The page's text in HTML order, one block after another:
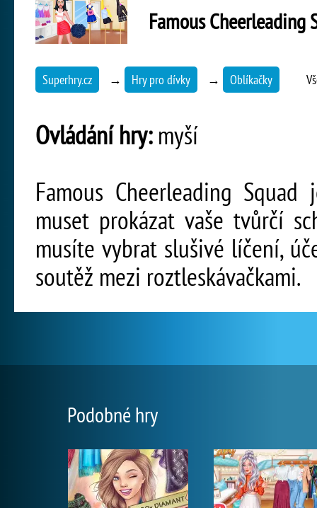
Famous Cheerleading
Superhry.cz → Hry pro dívky → Oblíkačky
Ovládání hry:myší
Famous Cheerleading
muset prokázat vaše tvůrčí
musíte vybrat slušivé líčení,
soutěž mezi roztleskávačkami.
Podobné hry